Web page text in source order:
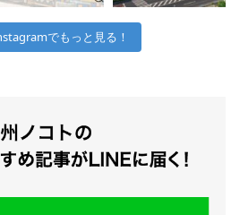
でもっと見る！